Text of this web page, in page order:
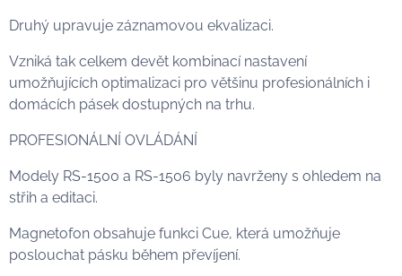
Druhý upravuje záznamovou ekvalizaci.
Vzniká tak celkem devět kombinací nastavení
umožňujících optimalizaci pro většinu profesionálních i
domácích pásek dostupných na trhu.
PROFESIONÁLNÍ OVLÁDÁNÍ
Modely RS-1500 a RS-1506 byly navrženy s ohledem na
střih a editaci.
Magnetofon obsahuje funkci Cue, která umožňuje
poslouchat pásku během převíjení.